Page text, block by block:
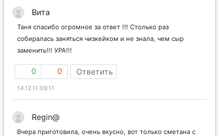
Вита
Таня спасибо огромное за ответ !!! Столько раз
собиралась заняться чизкейком и не знала, чем сыр
заменить!!! УРА!!!
0 0 Ответить
14.12.11 09:11
Regin@
Вчера приготовила, очень вкусно, вот только сметана с